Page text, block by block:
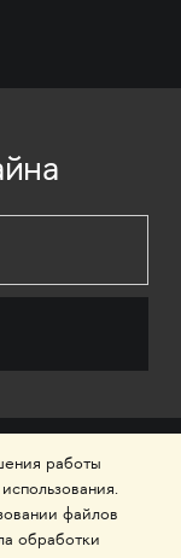
работы
файлов
обработки